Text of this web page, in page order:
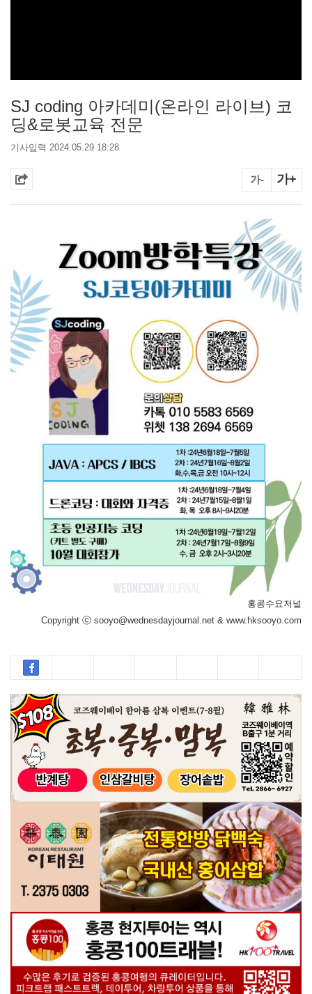
SJ coding 아카데미(온라인 라이브) 코
딩&로봇교육 전문
기사입력 2024.05.29 18:28
가- 가+
홍콩수요저널
Copyright ⓒ sooyo@wednesdayjournal.net & www.hksooyo.com